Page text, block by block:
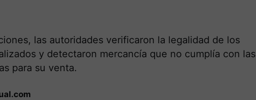
las autoridades verificaron la legalidad de los
y detectaron mercancía que no cumplía con las
para su venta.